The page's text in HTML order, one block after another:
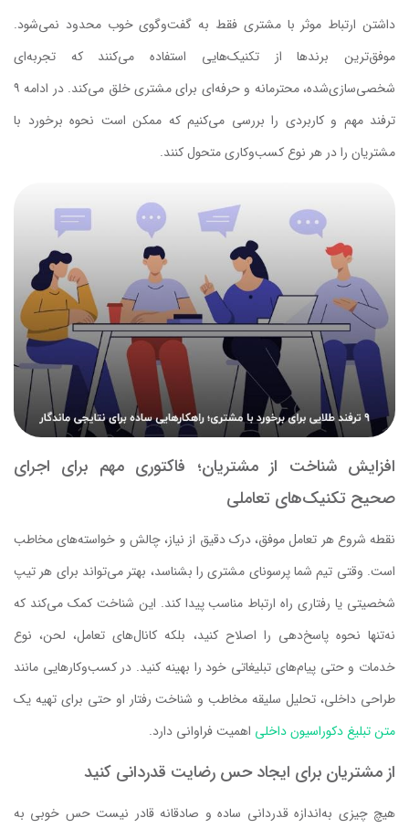
داشتن ارتباط موثر با مشتری فقط به گفت‌وگوی خوب محدود نمی‌شود.
موفق‌ترین برندها از تکنیک‌هایی استفاده می‌کنند که تجربه‌ای
شخصی‌سازی‌شده، محترمانه و حرفه‌ای برای مشتری خلق می‌کند. در ادامه ۹
ترفند مهم و کاربردی را بررسی می‌کنیم که ممکن است نحوه برخورد با
مشتریان را در هر نوع کسب‌وکاری متحول کنند.
افزایش شناخت از مشتریان؛ فاکتوری مهم برای اجرای
صحیح تکنیک‌های تعاملی
نقطه شروع هر تعامل موفق، درک دقیق از نیاز، چالش و خواسته‌های مخاطب
است. وقتی تیم شما پرسونای مشتری را بشناسد، بهتر می‌تواند برای هر تیپ
شخصیتی یا رفتاری راه ارتباط مناسب پیدا کند. این شناخت کمک می‌کند که
نه‌تنها نحوه پاسخ‌دهی را اصلاح کنید، بلکه کانال‌های تعامل، لحن، نوع
خدمات و حتی پیام‌های تبلیغاتی خود را بهینه کنید. در کسب‌وکارهایی مانند
طراحی داخلی، تحلیل سلیقه مخاطب و شناخت رفتار او حتی برای تهیه یک
متن تبلیغ دکوراسیون داخلی اهمیت فراوانی دارد.
از مشتریان برای ایجاد حس رضایت قدردانی کنید
هیچ چیزی به‌اندازه قدردانی ساده و صادقانه قادر نیست حس خوبی به